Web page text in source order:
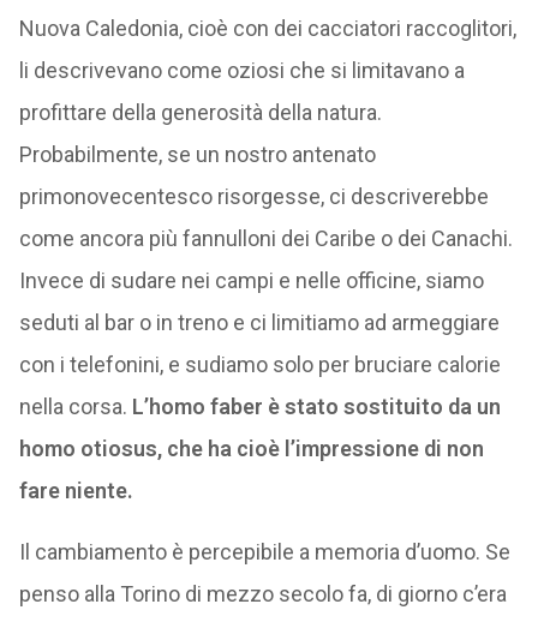
Nuova Caledonia, cioè con dei cacciatori raccoglitori,
li descrivevano come oziosi che si limitavano a
profittare della generosità della natura.
Probabilmente, se un nostro antenato
primonovecentesco risorgesse, ci descriverebbe
come ancora più fannulloni dei Caribe o dei Canachi.
Invece di sudare nei campi e nelle officine, siamo
seduti al bar o in treno e ci limitiamo ad armeggiare
con i telefonini, e sudiamo solo per bruciare calorie
nella corsa. L’homo faber è stato sostituito da un
homo otiosus, che ha cioè l’impressione di non
fare niente.
Il cambiamento è percepibile a memoria d’uomo. Se
penso alla Torino di mezzo secolo fa, di giorno c’era